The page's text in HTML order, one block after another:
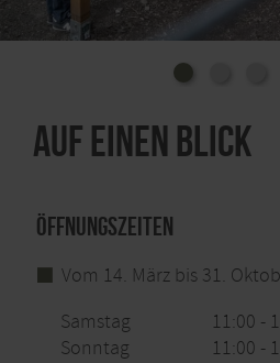
Auf einen Blick
Öffnungszeiten
Vom 14. März bis 31.
Samstag
11:00 -
Sonntag
11:00 -